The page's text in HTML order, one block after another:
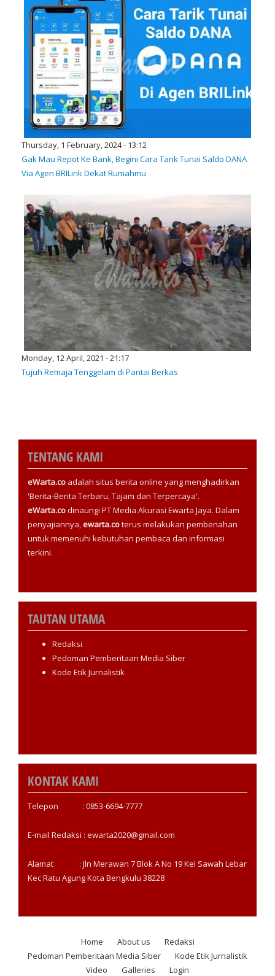
Thursday, 1 February, 2024 - 13:12
Gak Mau Repot Ke Bank, Begini Cara Tarik Tunai Saldo DANA
Via Agen BRILink Dekat Rumahmu
Monday, 12 April, 2021 - 21:17
Tujuh Remaja Tenggelam di Pantai Berkas
TENTANG KAMI
eWarta.co adalah situs berita online yang menghadirkan
'Berita-Berita Terbaru, Tajam dan Terpercaya'.
eWarta.codinaungi PT Media Akurasi Ewarta Jaya. Dalam
penyajiannya,ewarta.coterus melakukan pembenahan
untuk memenuhi kebutuhan pembaca dan informasi
terkini.
TAUTAN UTAMA
Redaksi
Pedoman Pemberitaan Media Siber
Kode Etik Jurnalistik
KONTAK KAMI
Telepon : 0853-6694-7777
E-mail Redaksi : ewarta2020@gmail.com
Alamat : Jln Merawan 7 Blok A No 19 Kel Sawah Lebar
Kec Ratu Agung Kota Bengkulu 38228
Footer
Home About us
Redaksi
Pedoman Pemberitaan Media Siber
Kode Etik Jurnalistik
Video
Galleries Login